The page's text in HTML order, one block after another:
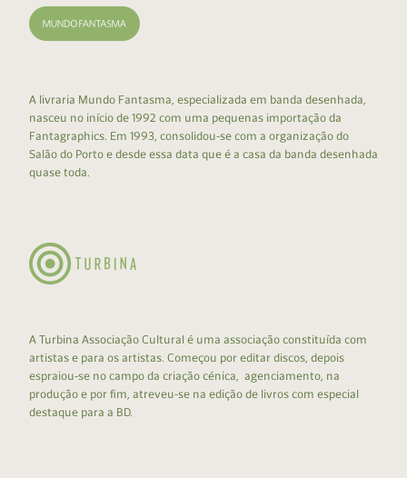
A livraria Mundo Fantasma, especializada em banda desenhada,
nasceu no início de 1992 com uma pequenas importação da
Fantagraphics. Em 1993, consolidou-se com a organização do
Salão do Porto e desde essa data que é a casa da banda desenhada
quase toda.
A Turbina Associação Cultural é uma associação constituída com
artistas e para os artistas. Começou por editar discos, depois
espraiou-se no campo da criação cénica, agenciamento, na
produção e por fim, atreveu-se na edição de livros com especial
destaque para a BD.